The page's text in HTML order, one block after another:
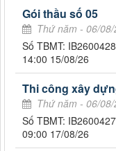
Gói thầu số 05
Thứ năm - 06/
Số TBMT:
14:00 15/08/26
Thi công xây
Thứ năm - 06/
Số TBMT:
09:00 17/08/26